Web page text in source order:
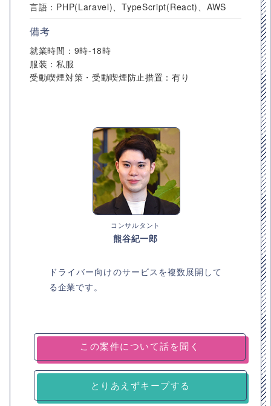
言語：PHP(Laravel)、TypeScript(React)、AWS
備考
就業時間：9時-18時
服装：私服
受動喫煙対策・受動喫煙防止措置：有り
コンサルタント
熊谷紀一郎
ドライバー向けのサービスを複数展開して
る企業です。
とりあえずキープする